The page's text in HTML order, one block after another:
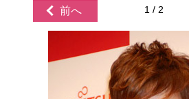
前へ 1 / 2